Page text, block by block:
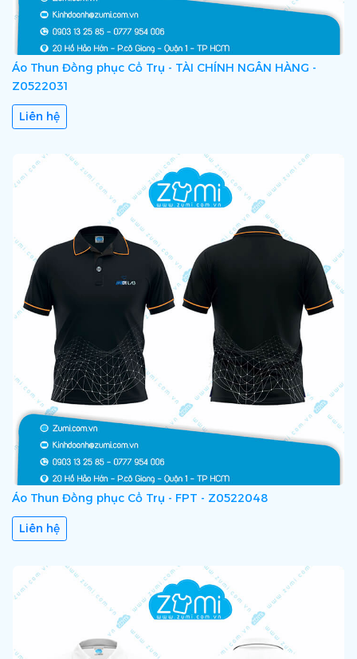
Áo Thun Đồng phục Cổ Trụ - TÀI CHÍNH NGÂN HÀNG -
Z0522031
Liên hệ
Áo Thun Đồng phục Cổ Trụ - FPT - Z0522048
Liên hệ